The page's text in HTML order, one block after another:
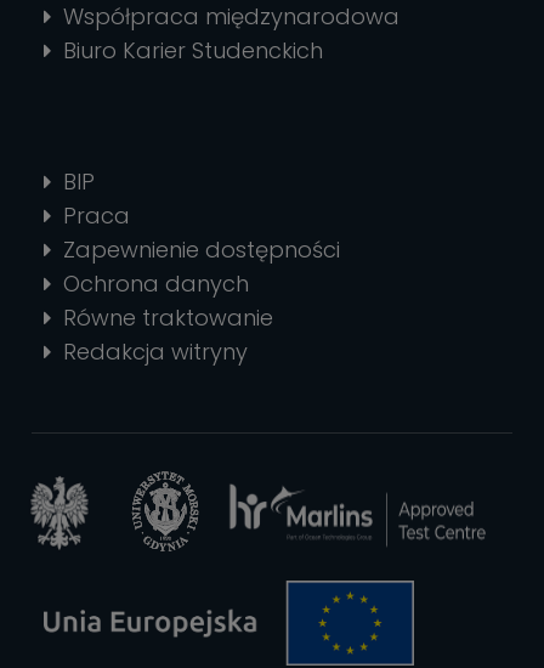
Współpraca międzynarodowa
Biuro Karier Studenckich
BIP
Praca
Zapewnienie dostępności
Ochrona danych
Równe traktowanie
Redakcja witryny